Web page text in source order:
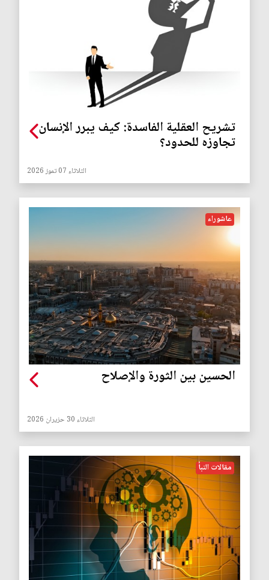
تشريح العقلية الفاسدة: كيف يبرر الإنسان
تجاوزه للحدود؟
الثلاثاء 07 تموز 2026
عاشوراء
الحسين بين الثورة والإصلاح
الثلاثاء 30 حزيران 2026
مقالات النبأ